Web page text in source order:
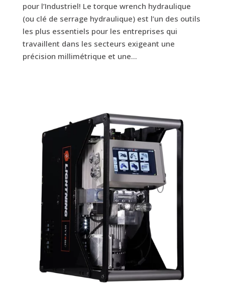
pour l’Industriel! Le torque wrench hydraulique
(ou clé de serrage hydraulique) est l’un des outils
les plus essentiels pour les entreprises qui
travaillent dans les secteurs exigeant une
précision millimétrique et une...